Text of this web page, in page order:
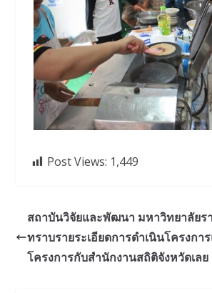
Post Views: 1,449
สถาบันวิจัยและพัฒนา มหาวิทยาลัยร
ทราบรายระเอียดการดำเนินโครงก
โครงการกับสำนักงานสถิติจังหวัดเลย